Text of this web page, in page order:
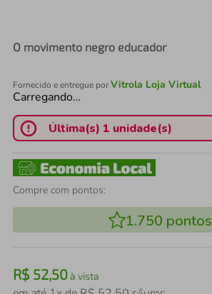
O movimento negro educador
Fornecido e entregue porVitrola Loja Virtual
Carregando…
Última(s) 1 unidade(s)
Compre com pontos:
1.750 pontos
R$ 52,50à vista